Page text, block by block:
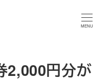
MENU
2,000円分が